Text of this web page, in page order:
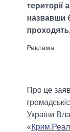
території
назвавши
Про це
України
«